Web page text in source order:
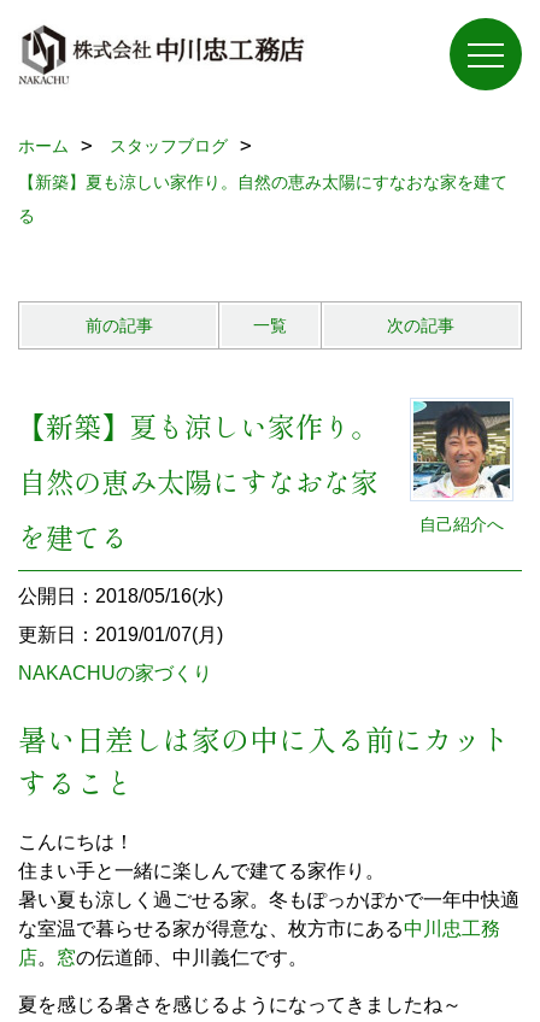
ホーム
スタッフブログ
【新築】夏も涼しい家作り。自然の恵み太陽にすなおな家を建て
る
前の記事 一覧 次の記事
自己紹介へ
【新築】夏も涼しい家作り。
自然の恵み太陽にすなおな家
を建てる
公開日：2018/05/16(水)
更新日：2019/01/07(月)
NAKACHUの家づくり
暑い日差しは家の中に入る前にカット
すること
こんにちは！
住まい手と一緒に楽しんで建てる家作り。
暑い夏も涼しく過ごせる家。冬もぽっかぽかで一年中快適
な室温で暮らせる家が得意な、枚方市にある中川忠工務
店。 窓の伝道師、中川義仁です。
夏を感じる暑さを感じるようになってきましたね～